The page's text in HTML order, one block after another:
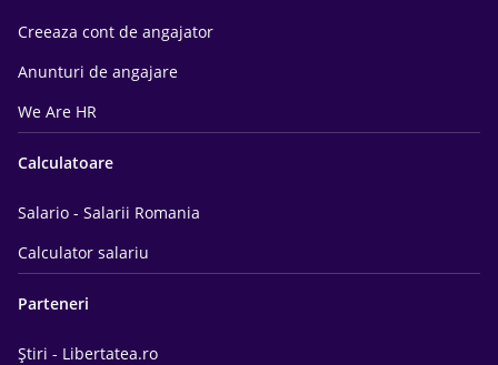
Creeaza cont de angajator
Anunturi de angajare
We Are HR
Calculatoare
Salario - Salarii Romania
Calculator salariu
Parteneri
Știri - Libertatea.ro